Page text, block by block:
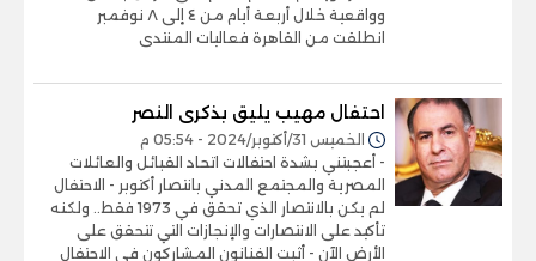
وواقعية خلال أربعة أيام من ٤ إلى ٨ نوفمبر
انطلقت من القاهرة فعاليات المنتدى
احتفال مهيب يليق بذكرى النصر
الخميس 31/أكتوبر/2024 - 05:54 م
- أعجبتني بشدة احتفالات اتحاد القبائل والعائلات
المصرية والمجتمع المدني بانتصار أكتوبر - الاحتفال
لم يكن بالانتصار الذي تحقق في 1973 فقط.. ولكنه
تأكيد على الانتصارات والإنجازات التي تتحقق على
الأرض الآن - أثبت الفنانون المشاركون في الاحتفال